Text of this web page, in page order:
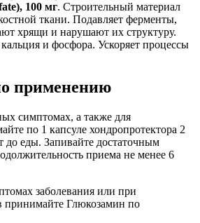
100 мг. Строительный материал
ткани. Подавляет ферменты,
хрящи и нарушают их структуру.
и фосфора. Ускоряет процессы
применению
симптомах, а также для
по 1 капсуле хондропротектора 2
до еды. Запивайте достаточным
приема не менее 6
заболевания или при
принимайте Глюкозамин по